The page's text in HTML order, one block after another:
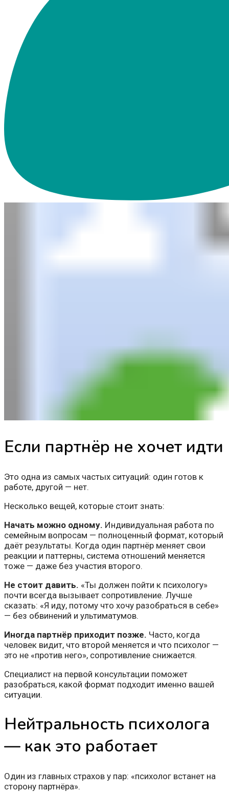
Если партнёр не хочет идти
Это одна из самых частых ситуаций: один готов к
работе, другой — нет.
Несколько вещей, которые стоит знать:
Начать можно одному. Индивидуальная работа по
семейным вопросам — полноценный формат, который
даёт результаты. Когда один партнёр меняет свои
реакции и паттерны, система отношений меняется
тоже — даже без участия второго.
Не стоит давить. «Ты должен пойти к психологу»
почти всегда вызывает сопротивление. Лучше
сказать: «Я иду, потому что хочу разобраться в себе»
— без обвинений и ультиматумов.
Иногда партнёр приходит позже. Часто, когда
человек видит, что второй меняется и что психолог —
это не «против него», сопротивление снижается.
Специалист на первой консультации поможет
разобраться, какой формат подходит именно вашей
ситуации.
Нейтральность психолога
— как это работает
Один из главных страхов у пар: «психолог встанет на
сторону партнёра».